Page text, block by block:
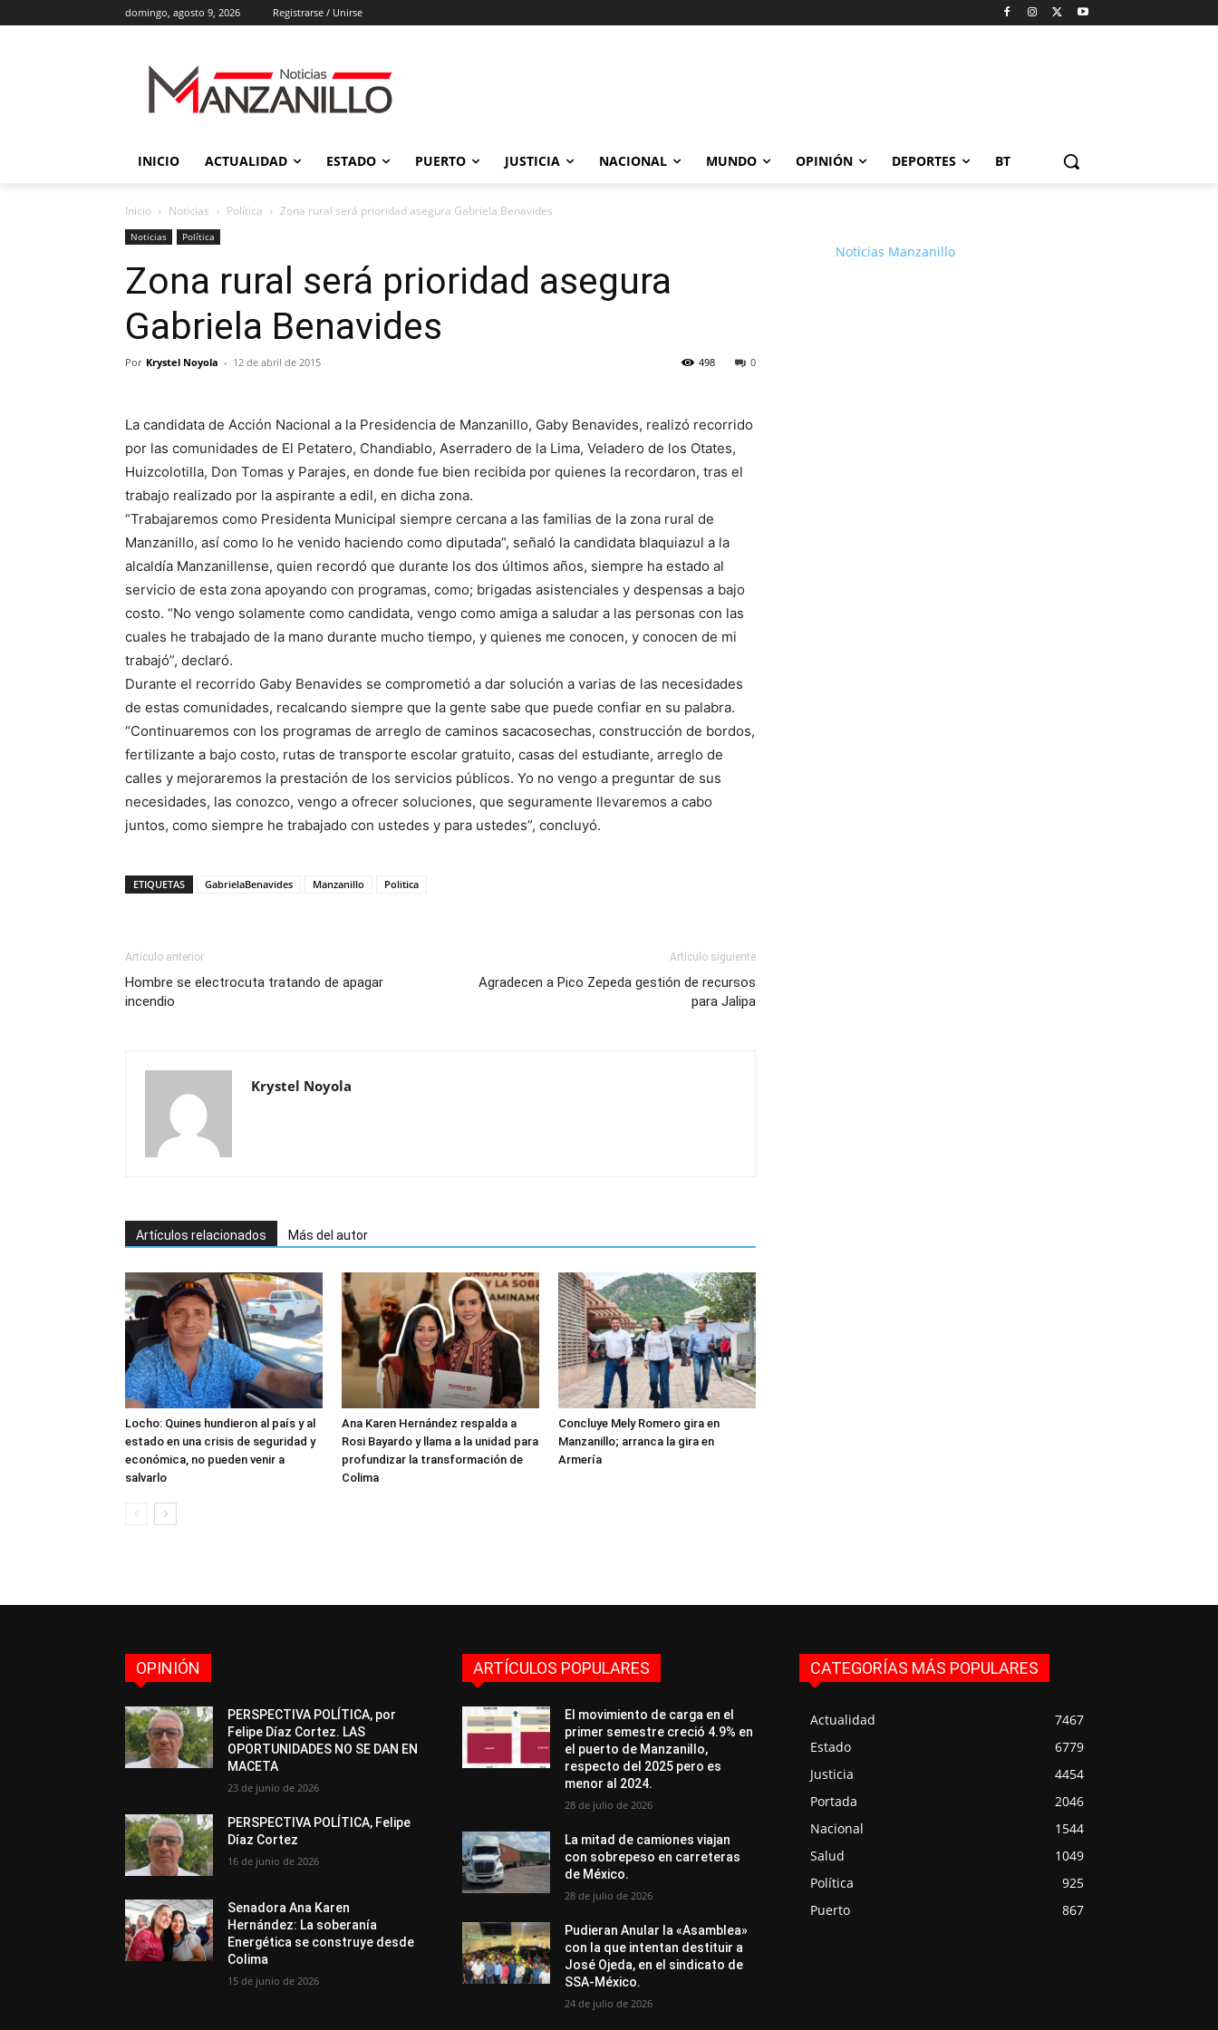
domingo, agosto 9, 2026 Registrarse / Unirse
INICIO ACTUALIDAD ESTADO PUERTO JUSTICIA NACIONAL MUNDO OPINIÓN DEPORTES BT
Inicio Noticias Política Zona rural será prioridad asegura Gabriela Benavides
Noticias Política
Zona rural será prioridad asegura
Gabriela Benavides
Por Krystel Noyola - 12 de abril de 2015 0
498
La candidata de Acción Nacional a la Presidencia de Manzanillo, Gaby Benavides, realizó recorrido
por las comunidades de El Petatero, Chandiablo, Aserradero de la Lima, Veladero de los Otates,
Huizcolotilla, Don Tomas y Parajes, en donde fue bien recibida por quienes la recordaron, tras el
trabajo realizado por la aspirante a edil, en dicha zona.
“Trabajaremos como Presidenta Municipal siempre cercana a las familias de la zona rural de
Manzanillo, así como lo he venido haciendo como diputada”, señaló la candidata blaquiazul a la
alcaldía Manzanillense, quien recordó que durante los dos últimos años, siempre ha estado al
servicio de esta zona apoyando con programas, como; brigadas asistenciales y despensas a bajo
costo. “No vengo solamente como candidata, vengo como amiga a saludar a las personas con las
cuales he trabajado de la mano durante mucho tiempo, y quienes me conocen, y conocen de mi
trabajó”, declaró.
Durante el recorrido Gaby Benavides se comprometió a dar solución a varias de las necesidades
de estas comunidades, recalcando siempre que la gente sabe que puede confiar en su palabra.
“Continuaremos con los programas de arreglo de caminos sacacosechas, construcción de bordos,
fertilizante a bajo costo, rutas de transporte escolar gratuito, casas del estudiante, arreglo de
calles y mejoraremos la prestación de los servicios públicos. Yo no vengo a preguntar de sus
necesidades, las conozco, vengo a ofrecer soluciones, que seguramente llevaremos a cabo
juntos, como siempre he trabajado con ustedes y para ustedes”, concluyó.
ETIQUETAS GabrielaBenavides Manzanillo Politica
Artículo anterior
Hombre se electrocuta tratando de apagar
incendio
Artículo siguiente
Agradecen a Pico Zepeda gestión de recursos
para Jalipa
Krystel Noyola
Artículos relacionados Más del autor
Locho: Quines hundieron al país y al
estado en una crisis de seguridad y
económica, no pueden venir a
salvarlo
Ana Karen Hernández respalda a
Rosi Bayardo y llama a la unidad para
profundizar la transformación de
Colima
Concluye Mely Romero gira en
Manzanillo; arranca la gira en
Armería
Noticias Manzanillo
OPINIÓN
PERSPECTIVA POLÍTICA, por
Felipe Díaz Cortez. LAS
OPORTUNIDADES NO SE DAN EN
MACETA
23 de junio de 2026
PERSPECTIVA POLÍTICA, Felipe
Díaz Cortez
16 de junio de 2026
Senadora Ana Karen
Hernández: La soberanía
Energética se construye desde
Colima
15 de junio de 2026
ARTÍCULOS POPULARES
El movimiento de carga en el
primer semestre creció 4.9% en
el puerto de Manzanillo,
respecto del 2025 pero es
menor al 2024.
28 de julio de 2026
La mitad de camiones viajan
con sobrepeso en carreteras
de México.
28 de julio de 2026
Pudieran Anular la «Asamblea»
con la que intentan destituir a
José Ojeda, en el sindicato de
SSA-México.
24 de julio de 2026
CATEGORÍAS MÁS POPULARES
Actualidad
7467
Estado
6779
Justicia
4454
Portada
2046
Nacional
1544
Salud
1049
Política
925
Puerto
867